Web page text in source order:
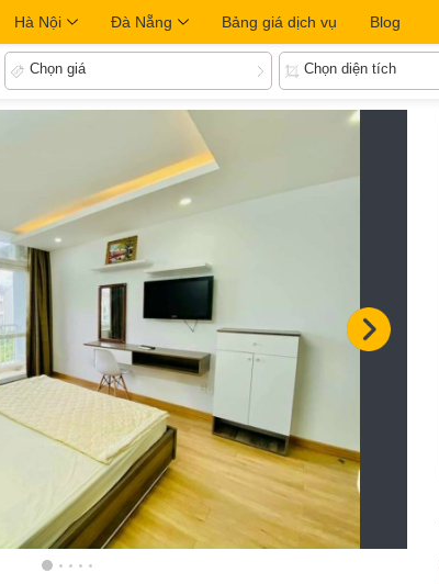
Hà Nội Đà Nẵng Bảng giá dịch vụ Blog
Chọn giá Chọn diện tích